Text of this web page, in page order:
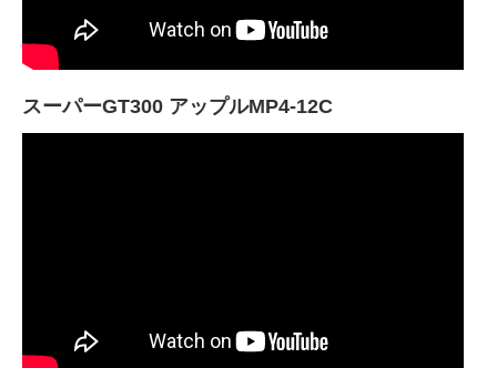
スーパーGT300 アップルMP4-12C